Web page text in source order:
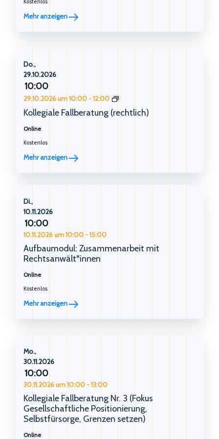
Kostenlos
Mehr anzeigen
Do.,
29.10.2026
10:00
29.10.2026 um 10:00-12:00
Kollegiale
Fallberatung
(rechtlich)
Kollegiale Fallberatung (rechtlich)
Online
Kostenlos
Mehr anzeigen
Di.,
10.11.2026
10:00
10.11.2026 um 10:00-15:00
Aufbaumodul: Zusammenarbeit mit
Rechtsanwält*innen
Online
Kostenlos
Mehr anzeigen
Mo.,
30.11.2026
10:00
30.11.2026 um 10:00-13:00
Kollegiale Fallberatung Nr. 3 (Fokus
Gesellschaftliche Positionierung,
Selbstfürsorge, Grenzen setzen)
Online